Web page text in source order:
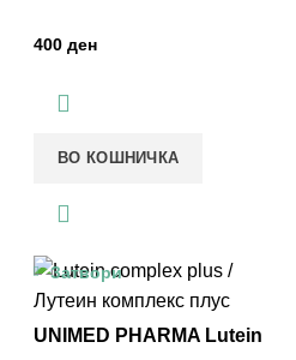
ден
ВО КОШНИЧКА
Затвори
UNIMED PHARMA Lutein